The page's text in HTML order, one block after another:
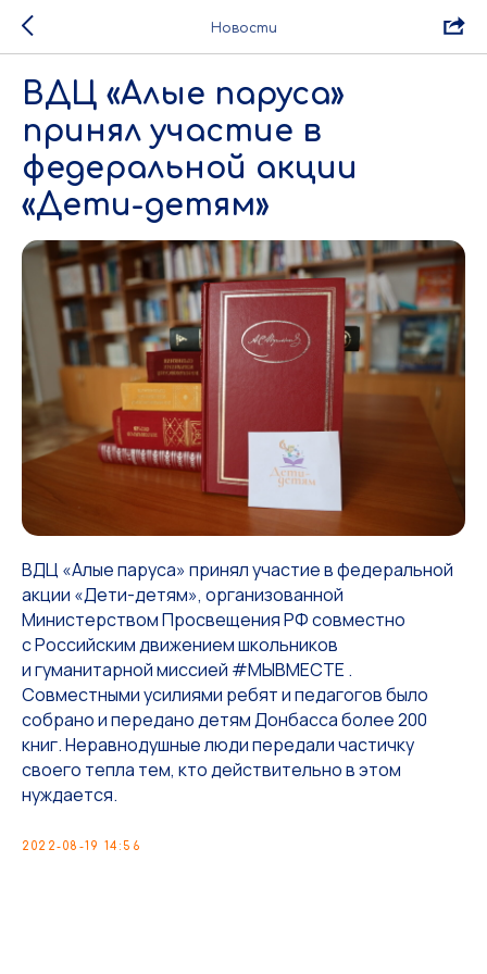
Новости
ВДЦ «Алые паруса»
принял участие в
федеральной акции
«Дети-детям»
ВДЦ «Алые паруса» принял участие в федеральной
акции «Дети-детям», организованной
Министерством Просвещения РФ совместно
с Российским движением школьников
и гуманитарной миссией #МЫВМЕСТЕ .
Совместными усилиями ребят и педагогов было
собрано и передано детям Донбасса более 200
книг. Неравнодушные люди передали частичку
своего тепла тем, кто действительно в этом
нуждается.
2022-08-19 14:56